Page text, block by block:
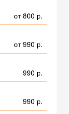
от 800 р.
от 990 р.
990 р.
990 р.